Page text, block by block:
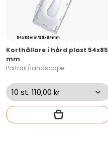
Korthållare i hård plast 54x85
mm
Portrait/landscape